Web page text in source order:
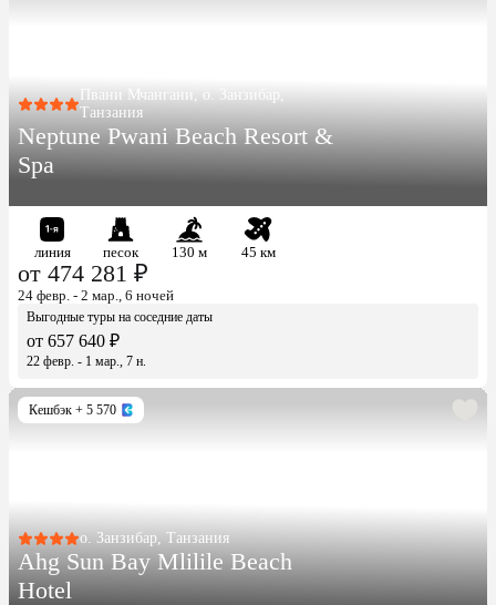
Пвани Мчангани, о. Занзибар,
Танзания
Neptune Pwani Beach Resort &
Spa
линия песок 130 м 45 км
от 474 281 ₽
24 февр. - 2 мар., 6 ночей
Выгодные туры на соседние даты
от 657 640 ₽
22 февр. - 1 мар., 7 н.
Кешбэк + 5 570
о. Занзибар, Танзания
Ahg Sun Bay Mlilile Beach
Hotel